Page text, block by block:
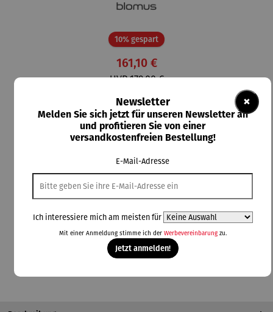
10% gespartRabatt
161,10 €
UVP179,00 €
Preise inkl. MwSt. zzgl. Versandkosten
Lieferzeit: 5-7 Tage
Größeauswählen
In den Warenkorb
×
Newsletter
Melden Sie sich jetzt für unseren Newsletter an
und profitieren Sie von einer
versandkostenfreien Bestellung!
E-Mail-Adresse
Ich interessiere mich am meisten für
Mit einer Anmeldung stimme ich der Werbevereinbarungzu.
Jetzt anmelden!